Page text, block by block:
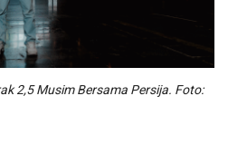
2,5 Musim Bersama Persija. Foto: